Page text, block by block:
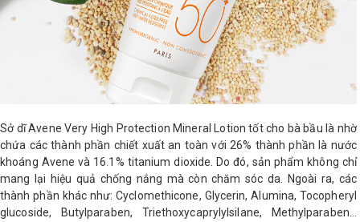
Sở dĩ Avene Very High Protection Mineral Lotion tốt cho bà bầu là nhờ
chứa các thành phần chiết xuất an toàn với 26% thành phần là nước
khoáng Avene và 16.1% titanium dioxide. Do đó, sản phẩm không chỉ
mang lại hiệu quả chống nắng mà còn chăm sóc da. Ngoài ra, các
thành phần khác như: Cyclomethicone, Glycerin, Alumina, Tocopheryl
glucoside, Butylparaben, Triethoxycaprylylsilane, Methylparaben…